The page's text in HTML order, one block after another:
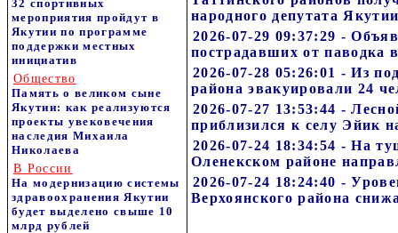
32 спортивных
мероприятия пройдут в
Якутии по программе
поддержки местных
инициатив
Общество
Память о великом сыне
Якутии: как реализуются
проекты увековечения
наследия Михаила
Николаева
В России
На модернизацию системы
здравоохранения Якутии
будет выделено свыше 10
млрд рублей
народного депутата
2026-07-29 09:37:29 -
пострадавших от паводка
2026-07-28 05:26:01 - Из
района эвакуировали 24
2026-07-27 13:53:44 -
приблизился к селу Эйик
2026-07-24 18:34:54 - На
Оленекском районе
2026-07-24 18:24:40 -
Верхоянского района